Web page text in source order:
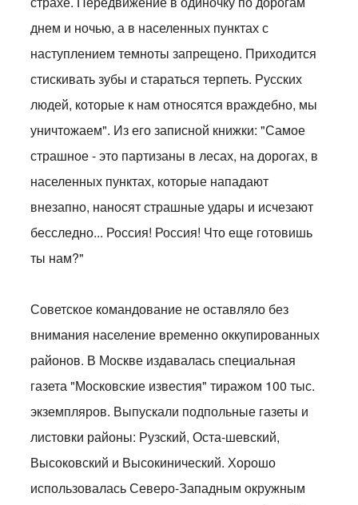
днем и ночью, а в населенных пунктах с
наступлением темноты запрещено. Приходится
стискивать зубы и стараться терпеть. Русских
людей, которые к нам относятся враждебно, мы
уничтожаем". Из его записной книжки: "Самое
страшное - это партизаны в лесах, на дорогах, в
населенных пунктах, которые нападают
внезапно, наносят страшные удары и исчезают
бесследно... Россия! Россия! Что еще готовишь
ты нам?"
Советское командование не оставляло без
внимания население временно оккупированных
районов. В Москве издавалась специальная
газета "Московские известия" тиражом 100 тыс.
экземпляров. Выпускали подпольные газеты и
листовки районы: Рузский, Оста-шевский,
Высоковский и Высокинический. Хорошо
использовалась Северо-Западным окружным